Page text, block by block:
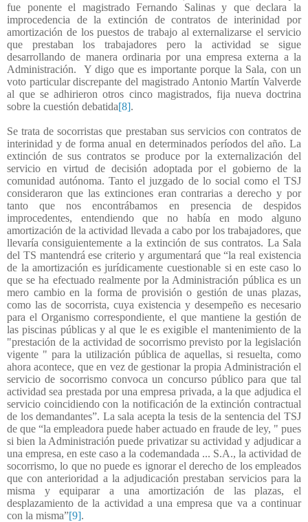
fue ponente el magistrado Fernando Salinas y que declara la
improcedencia de la extinción de contratos de interinidad por
amortización de los puestos de trabajo al externalizarse el servicio
que prestaban los trabajadores pero la actividad se sigue
desarrollando de manera ordinaria por una empresa externa a la
Administración.
Y digo que es importante porque la Sala, con un
voto particular discrepante del magistrado Antonio Martín Valverde
al que se adhirieron otros cinco magistrados, fija nueva doctrina
sobre la cuestión debatida[8].
Se trata de socorristas que prestaban sus servicios con contratos de
interinidad y de forma anual en determinados períodos del año. La
extinción de sus contratos se produce por la externalización del
servicio en virtud de decisión adoptada por el gobierno de la
comunidad autónoma. Tanto el juzgado de lo social como el TSJ
consideraron que las extinciones eran contrarias a derecho y por
tanto que nos encontrábamos en presencia de despidos
improcedentes, entendiendo que no había en modo alguno
amortización de la actividad llevada a cabo por los trabajadores, que
llevaría consiguientemente a la extinción de sus contratos. La Sala
del TS mantendrá ese criterio y argumentará que “la real existencia
de la amortización es jurídicamente cuestionable si en este caso lo
que se ha efectuado realmente por la Administración pública es un
mero cambio en la forma de provisión o gestión de unas plazas,
como las de socorrista, cuya existencia y desempeño es necesario
para el Organismo correspondiente, el que mantiene la gestión de
las piscinas públicas y al que le es exigible el mantenimiento de la
"prestación de la actividad de socorrismo previsto por la legislación
vigente " para la utilización pública de aquellas, si resuelta, como
ahora acontece, que en vez de gestionar la propia Administración el
servicio de socorrismo convoca un concurso público para que tal
actividad sea prestada por una empresa privada, a la que adjudica el
servicio coincidiendo con la notificación de la extinción contractual
de los demandantes”. La sala acepta la tesis de la sentencia del TSJ
de que “la empleadora puede haber actuado en fraude de ley, " pues
si bien la Administración puede privatizar su actividad y adjudicar a
una empresa, en este caso a la codemandada ... S.A., la actividad de
socorrismo, lo que no puede es ignorar el derecho de los empleados
que con anterioridad a la adjudicación prestaban servicios para la
misma y equiparar a una amortización de las plazas, el
desplazamiento de la actividad a una empresa que va a continuar
con la misma”[9].